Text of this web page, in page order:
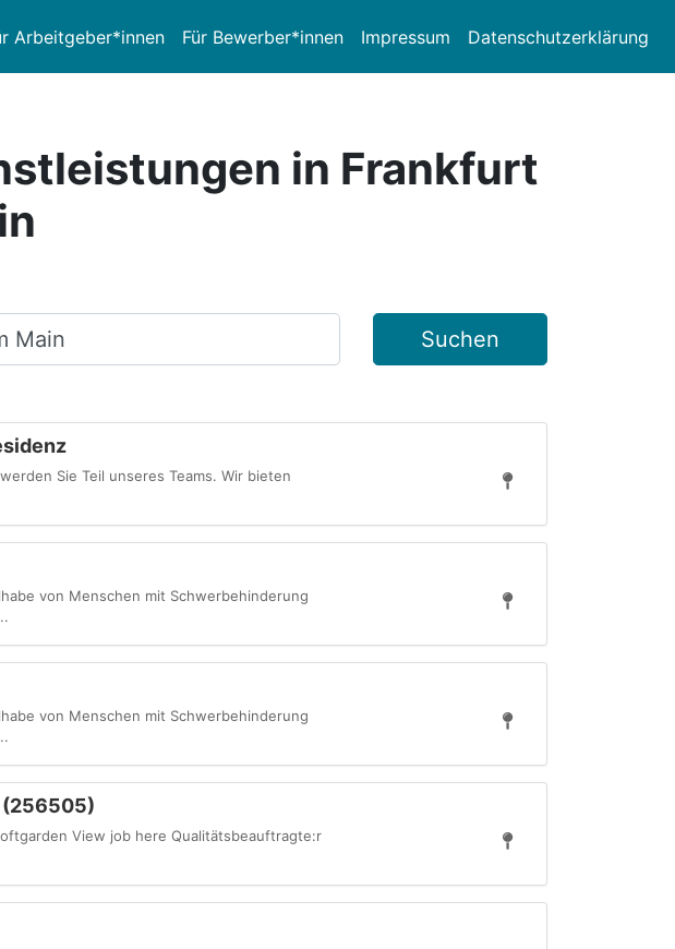
Arbeitgeber*innen Für Bewerber*innen Impressum Datenschutzerklärung
in Frankfurt
Suchen
Sie Teil unseres Teams. Wir bieten
von Menschen mit Schwerbehinderung
von Menschen mit Schwerbehinderung
View job here Qualitätsbeauftragte:r